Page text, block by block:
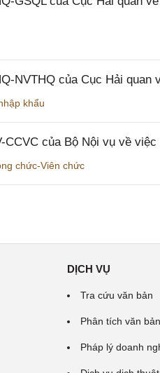
NVTHQ của Cục Hải
khẩu
CCVC của Bộ Nội vụ về
chức-Viên chức
DỊCH VỤ
Tra cứu văn bản
Phân tích văn bản
Pháp lý doanh